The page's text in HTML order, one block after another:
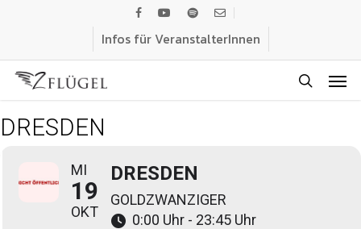
content
facebook
youtubespotifyemail
Infos für VeranstalterInnen
DRESDEN
MI
19
OKT
DRESDEN
GOLDZWANZIGER
0:00 Uhr - 23:45 Uhr